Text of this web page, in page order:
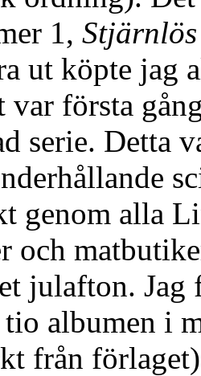
1,
ut köpte jag
var första
serie. Detta
genom alla
och
julafton.
tio albumen i
från